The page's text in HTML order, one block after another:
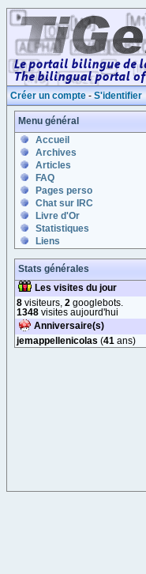
Créer un compte - S'identifier
Menu général
Accueil
Archives
Articles
FAQ
Pages perso
Chat sur IRC
Livre d'Or
Statistiques
Liens
Stats générales
Les visites du jour
8 visiteurs, 2 googlebots.
1348 visites aujourd'hui
Anniversaire(s)
jemappellenicolas (41 ans)